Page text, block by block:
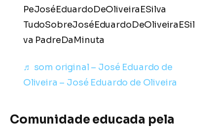
PeJoséEduardoDeOliveiraESilva
TudoSobreJoséEduardoDeOliveiraESil
va PadreDaMinuta
♬ som original – José Eduardo de
Oliveira – José Eduardo de Oliveira
Comunidade educada pela